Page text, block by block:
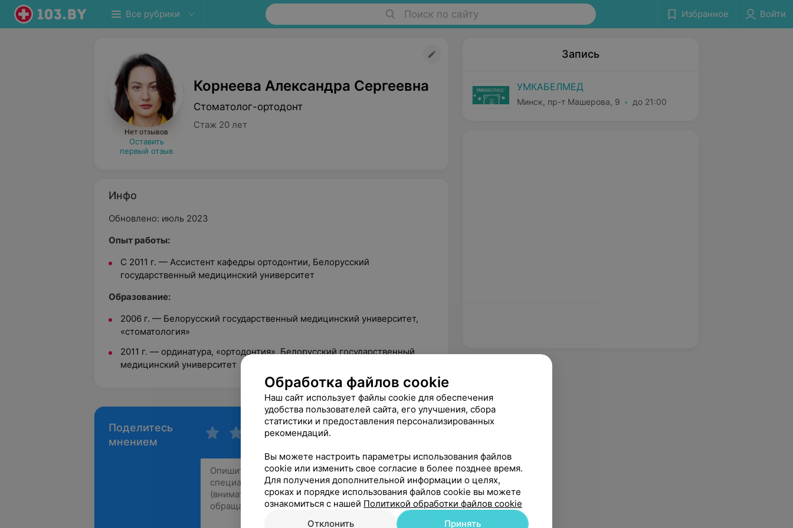
Все рубрики Поиск по сайту Избранное Войти
Нет отзывов
Оставить
первый отзыв
Корнеева Александра Сергеевна
Стоматолог-ортодонт
Стаж 20 лет
Инфо
Обновлено: июль 2023
Опыт работы:
С 2011 г. — Ассистент кафедры ортодонтии, Белорусский
государственный медицинский университет
Образование:
2006 г. — Белорусский государственный медицинский университет,
«стоматология»
2011 г. — ординатура, «ортодонтия», Белорусский государственный
медицинский университет
Поделитесь
мнением
Запись
УМКАБЕЛМЕД
Минск, пр-т Машерова, 9 до 21:00
Обработка файлов cookie
Наш сайт использует файлы cookie для обеспечения
удобства пользователей сайта, его улучшения, сбора
статистики и предоставления персонализированных
рекомендаций.
Вы можете настроить параметры использования файлов
cookie или изменить свое согласие в более позднее время.
Для получения дополнительной информации о целях,
сроках и порядке использования файлов cookie вы можете
ознакомиться с нашей Политикой обработки файлов cookie
Отклонить
Принять